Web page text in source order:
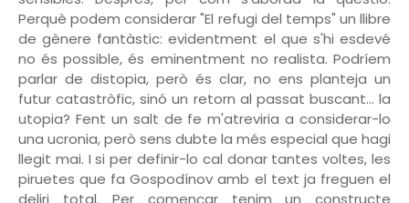
Perquè podem considerar "El refugi del temps" un llibre
de gènere fantàstic: evidentment el que s'hi esdevé
no és possible, és eminentment no realista. Podríem
parlar de distopia, però és clar, no ens planteja un
futur catastròfic, sinó un retorn al passat buscant... la
utopia? Fent un salt de fe m'atreviria a considerar-lo
una ucronia, però sens dubte la més especial que hagi
llegit mai. I si per definir-lo cal donar tantes voltes, les
piruetes que fa Gospodínov amb el text ja freguen el
deliri total. Per començar tenim un constructe